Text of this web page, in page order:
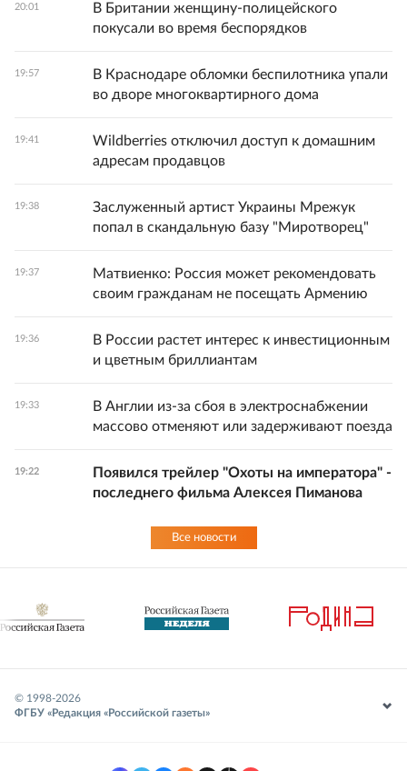
20:01
В Британии женщину-полицейского
покусали во время беспорядков
19:57
В Краснодаре обломки беспилотника упали
во дворе многоквартирного дома
19:41
Wildberries отключил доступ к домашним
адресам продавцов
19:38
Заслуженный артист Украины Мрежук
попал в скандальную базу "Миротворец"
19:37
Матвиенко: Россия может рекомендовать
своим гражданам не посещать Армению
19:36
В России растет интерес к инвестиционным
и цветным бриллиантам
19:33
В Англии из-за сбоя в электроснабжении
массово отменяют или задерживают поезда
19:22
Появился трейлер "Охоты на императора" -
последнего фильма Алексея Пиманова
Все новости
© 1998-2026
ФГБУ «Редакция «Российской газеты»